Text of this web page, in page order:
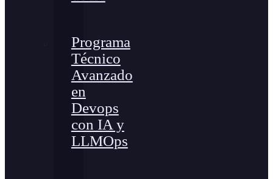
Programa
Técnico
Avanzado
en
Devops
con IA y
LLMOps